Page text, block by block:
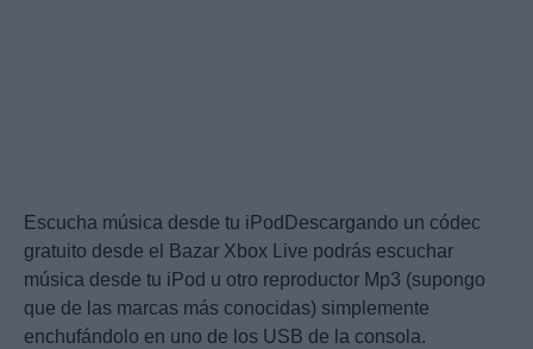
Escucha música desde tu iPodDescargando un códec
gratuito desde el Bazar Xbox Live podrás escuchar
música desde tu iPod u otro reproductor Mp3 (supongo
que de las marcas más conocidas) simplemente
enchufándolo en uno de los USB de la consola.